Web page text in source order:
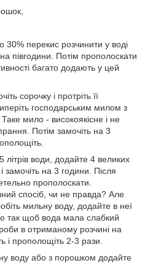
30% перекис розчинити у воді
півгодини. Потім прополоскати
багато додають у цей
сорочку і протріть її
господарським милом з
мило - високоякісне і не
Потім замочіть на 3
літрів води, додайте 4 великих
замочіть на 3 години. Після
прополоскати.
спосіб, чи не правда? Але
мильну воду, додайте в неї
так щоб вода мала слабкий
в отриманому розчині на
і прополощіть 2-3 рази.
воду або з порошком додайте